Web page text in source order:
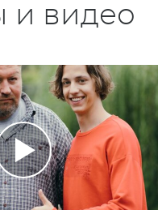
и видео